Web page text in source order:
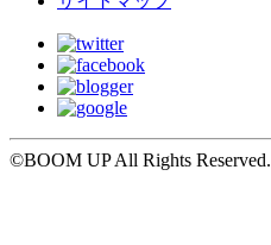
©BOOM UP All Rights Reserved.